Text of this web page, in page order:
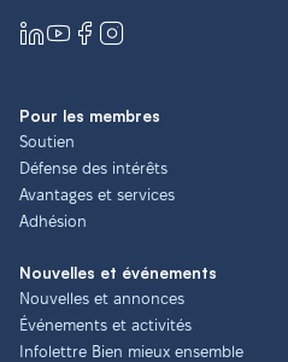
Pour les membres
Soutien
Défense des intérêts
Avantages et services
Adhésion
Nouvelles et événements
Nouvelles et annonces
Événements et activités
Infolettre Bien mieux ensemble